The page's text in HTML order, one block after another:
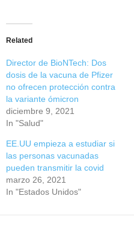
Related
Director de BioNTech: Dos
dosis de la vacuna de Pfizer
no ofrecen protección contra
la variante ómicron
diciembre 9, 2021
In "Salud"
EE.UU empieza a estudiar si
las personas vacunadas
pueden transmitir la covid
marzo 26, 2021
In "Estados Unidos"